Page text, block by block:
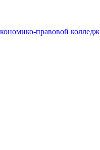
правовой колледж